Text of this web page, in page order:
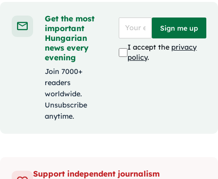
Get the most
important
Hungarian
news every
evening
Join 7000+
readers
worldwide.
Unsubscribe
anytime.
Sign me up
I accept the privacy
policy.
Support independent journalism